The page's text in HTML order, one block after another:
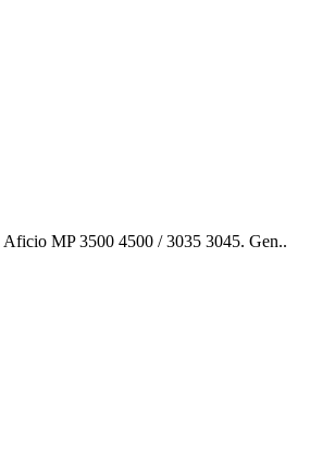
MP 3500 4500 / 3035 3045. Gen..